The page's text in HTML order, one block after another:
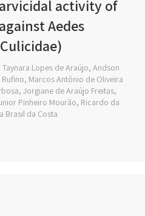
activity of
Aedes
Lopes de Araújo, Andson
Marcos Antônio de Oliveira
Jorgiane de Araújo Freitas,
Pinheiro Mourão, Ricardo da
Brasil da Costa